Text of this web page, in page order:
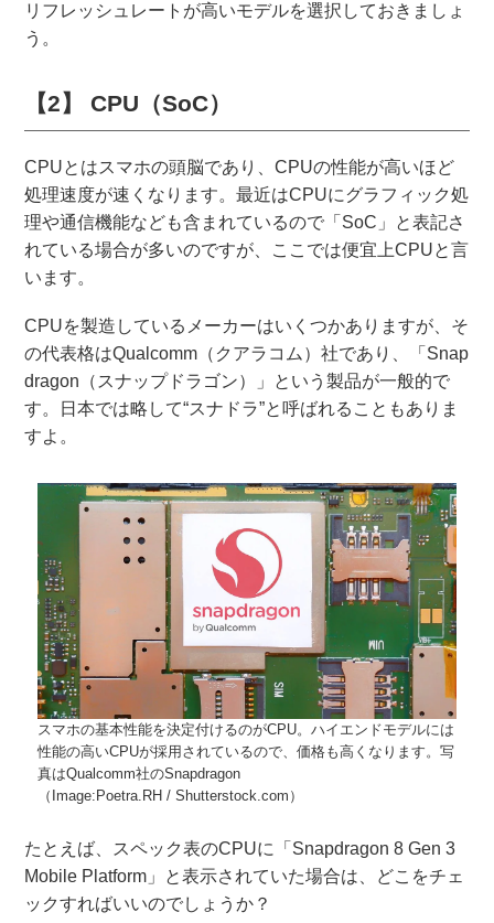
リフレッシュレートが高いモデルを選択しておきましょ
う。
【2】 CPU（SoC）
CPUとはスマホの頭脳であり、CPUの性能が高いほど
処理速度が速くなります。最近はCPUにグラフィック処
理や通信機能なども含まれているので「SoC」と表記さ
れている場合が多いのですが、ここでは便宜上CPUと言
います。
CPUを製造しているメーカーはいくつかありますが、そ
の代表格はQualcomm（クアラコム）社であり、「Snap
dragon（スナップドラゴン）」という製品が一般的で
す。日本では略して“スナドラ”と呼ばれることもありま
すよ。
スマホの基本性能を決定付けるのがCPU。ハイエンドモデルには
性能の高いCPUが採用されているので、価格も高くなります。写
真はQualcomm社のSnapdragon
（Image:Poetra.RH / Shutterstock.com）
たとえば、スペック表のCPUに「Snapdragon 8 Gen 3
Mobile Platform」と表示されていた場合は、どこをチェ
ックすればいいのでしょうか？